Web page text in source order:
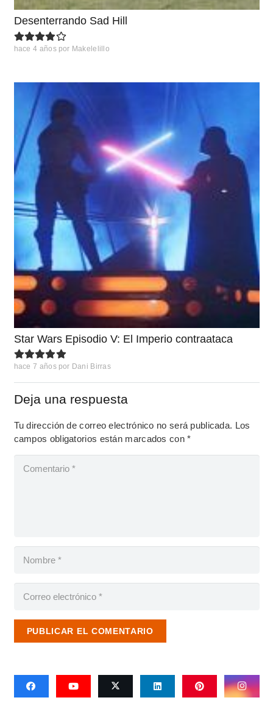
Desenterrando Sad Hill
hace 4 años por Makelelillo
Star Wars Episodio V: El Imperio contraataca
hace 7 años por Dani Birras
Deja una respuesta
Tu dirección de correo electrónico no será publicada. Los
campos obligatorios están marcados con*
PUBLICAR EL COMENTARIO